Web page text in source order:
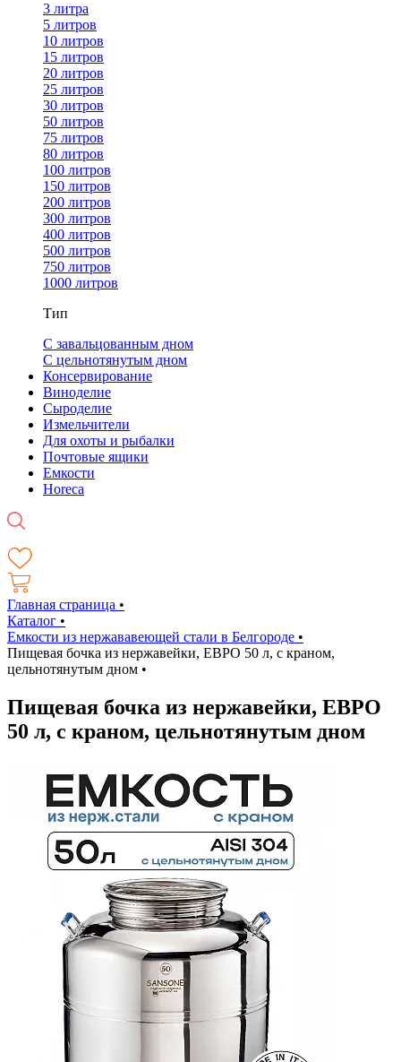
3 литра
5 литров
10 литров
15 литров
20 литров
25 литров
30 литров
50 литров
75 литров
80 литров
100 литров
150 литров
200 литров
300 литров
400 литров
500 литров
750 литров
1000 литров
Тип
С завальцованным дном
С цельнотянутым дном
Консервирование
Виноделие
Сыроделие
Измельчители
Для охоты и рыбалки
Почтовые ящики
Емкости
Horeca
Главная страница •
Каталог •
Емкости из нержававеющей стали в Белгороде •
Пищевая бочка из нержавейки, ЕВРО 50 л, с краном,
цельнотянутым дном •
Пищевая бочка из нержавейки, ЕВРО
50 л, с краном, цельнотянутым дном